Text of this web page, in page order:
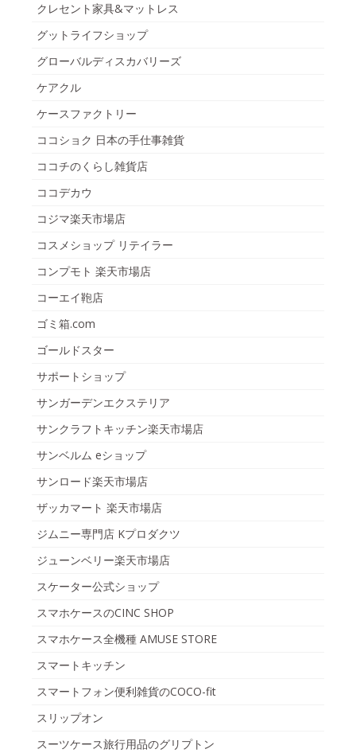
クレセント家具&マットレス
グットライフショップ
グローバルディスカバリーズ
ケアクル
ケースファクトリー
ココショク 日本の手仕事雑貨
ココチのくらし雑貨店
ココデカウ
コジマ楽天市場店
コスメショップ リテイラー
コンプモト 楽天市場店
コーエイ鞄店
ゴミ箱.com
ゴールドスター
サポートショップ
サンガーデンエクステリア
サンクラフトキッチン楽天市場店
サンベルム eショップ
サンロード楽天市場店
ザッカマート 楽天市場店
ジムニー専門店 Kプロダクツ
ジューンベリー楽天市場店
スケーター公式ショップ
スマホケースのCINC SHOP
スマホケース全機種 AMUSE STORE
スマートキッチン
スマートフォン便利雑貨のCOCO-fit
スリップオン
スーツケース旅行用品のグリプトン